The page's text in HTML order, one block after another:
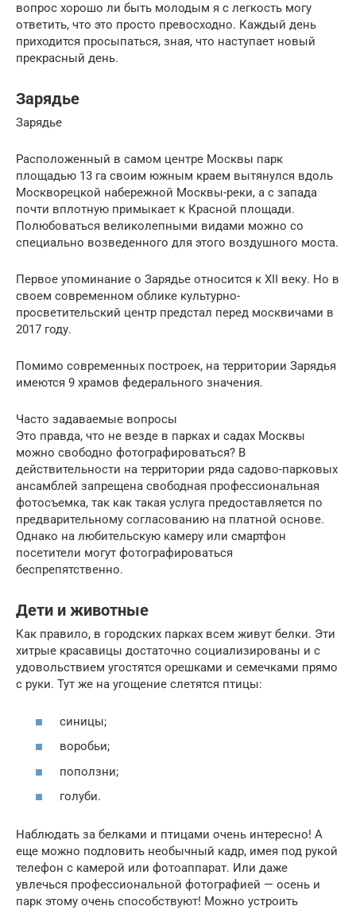
вопрос хорошо ли быть молодым я с легкость могу
ответить, что это просто превосходно. Каждый день
приходится просыпаться, зная, что наступает новый
прекрасный день.
Зарядье
Зарядье
Расположенный в самом центре Москвы парк
площадью 13 га своим южным краем вытянулся вдоль
Москворецкой набережной Москвы-реки, а с запада
почти вплотную примыкает к Красной площади.
Полюбоваться великолепными видами можно со
специально возведенного для этого воздушного моста.
Первое упоминание о Зарядье относится к XII веку. Но в
своем современном облике культурно-
просветительский центр предстал перед москвичами в
2017 году.
Помимо современных построек, на территории Зарядья
имеются 9 храмов федерального значения.
Часто задаваемые вопросы
Это правда, что не везде в парках и садах Москвы
можно свободно фотографироваться? В
действительности на территории ряда садово-парковых
ансамблей запрещена свободная профессиональная
фотосъемка, так как такая услуга предоставляется по
предварительному согласованию на платной основе.
Однако на любительскую камеру или смартфон
посетители могут фотографироваться
беспрепятственно.
Дети и животные
Как правило, в городских парках всем живут белки. Эти
хитрые красавицы достаточно социализированы и с
удовольствием угостятся орешками и семечками прямо
с руки. Тут же на угощение слетятся птицы:
синицы;
воробьи;
поползни;
голуби.
Наблюдать за белками и птицами очень интересно! А
еще можно подловить необычный кадр, имея под рукой
телефон с камерой или фотоаппарат. Или даже
увлечься профессиональной фотографией — осень и
парк этому очень способствуют! Можно устроить